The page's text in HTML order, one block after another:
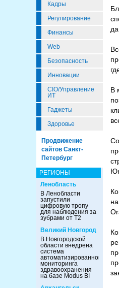
Кадры
Регулирование
Финансы
Web
Безопасность
Инновации
CIO/Управление
ИТ
Гаджеты
Здоровье
Продвижение
сайтов Санкт-
Петербург
РЕГИОНЫ
Ленобласть
В Ленобласти
запустили
цифровую тропу
для наблюдения за
зубрами от Т2
Великий Новгород
В Новгородской
области внедрена
система
автоматизированного
мониторинга
здравоохранения
на базе Modus BI
В